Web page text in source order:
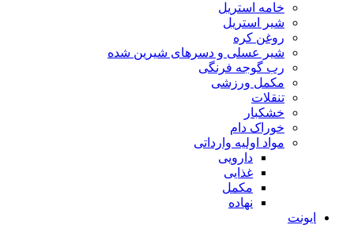
خامه استریل
شیر استریل
روغن کره
شیر عسلی و دسرهای شیرین‌ شده
رب گوجه فرنگی
مکمل ورزشی
تنقلات
خشکبار
خوراک دام
مواد اولیه وارداتی
دارویی
غذایی
مکمل
نهاده
ایونت